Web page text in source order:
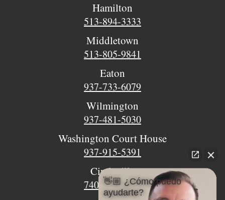
Hamilton
513-894-3333
Middletown
513-805-9841
Eaton
937-733-6079
Wilmington
937-481-5030
Washington Court House
937-915-5391
Circleville
740-620-9018
👋🏼 ¿Cómo puedo
ayudarte?